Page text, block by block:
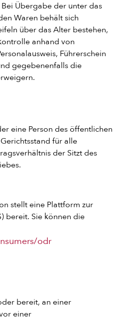
Übergabe der unter das
Waren behält sich
über das Alter bestehen,
anhand von
Führerschein
gegebenenfalls die
eine Person des öffentlichen
für alle
der Sitzt des
stellt eine Plattform zur
bereit. Sie können die
odr
bereit, an einer
einer